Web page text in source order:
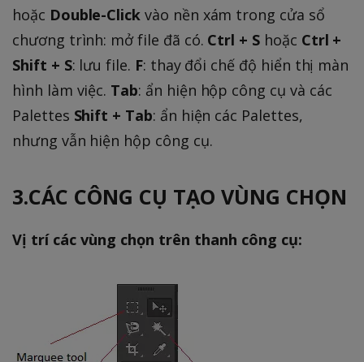
hoặc Double-Click vào nền xám trong cửa sổ
chương trình: mở file đã có. Ctrl + S hoặc Ctrl +
Shift + S: lưu file. F: thay đổi chế độ hiển thị màn
hình làm việc. Tab: ẩn hiện hộp công cụ và các
Palettes Shift + Tab: ẩn hiện các Palettes,
nhưng vẫn hiện hộp công cụ.
3.CÁC CÔNG CỤ TẠO VÙNG CHỌN
Vị trí các vùng chọn trên thanh công cụ: